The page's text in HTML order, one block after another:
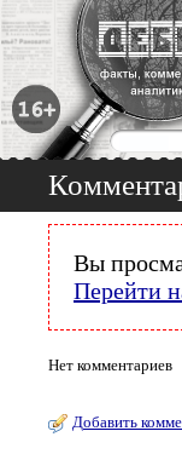
Вы
Перейти
Нет комментариев
Добавить